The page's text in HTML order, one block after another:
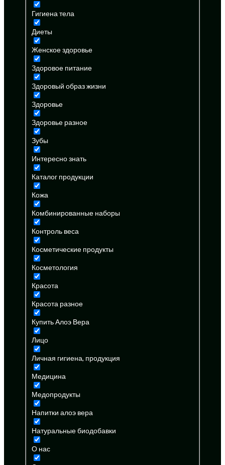
Гигиена тела
Диеты
Женское здоровье
Здоровое питание
Здоровый образ жизни
Здоровье
Здоровье разное
Зубы
Интересно знать
Каталог продукции
Кожа
Комбинированные наборы
Контроль веса
Косметические продукты
Косметология
Красота
Красота разное
Купить Алоэ Вера
Лицо
Личная гигиена, продукция
Медицина
Медопродукты
Напитки алоэ вера
Натуральные биодобавки
О нас